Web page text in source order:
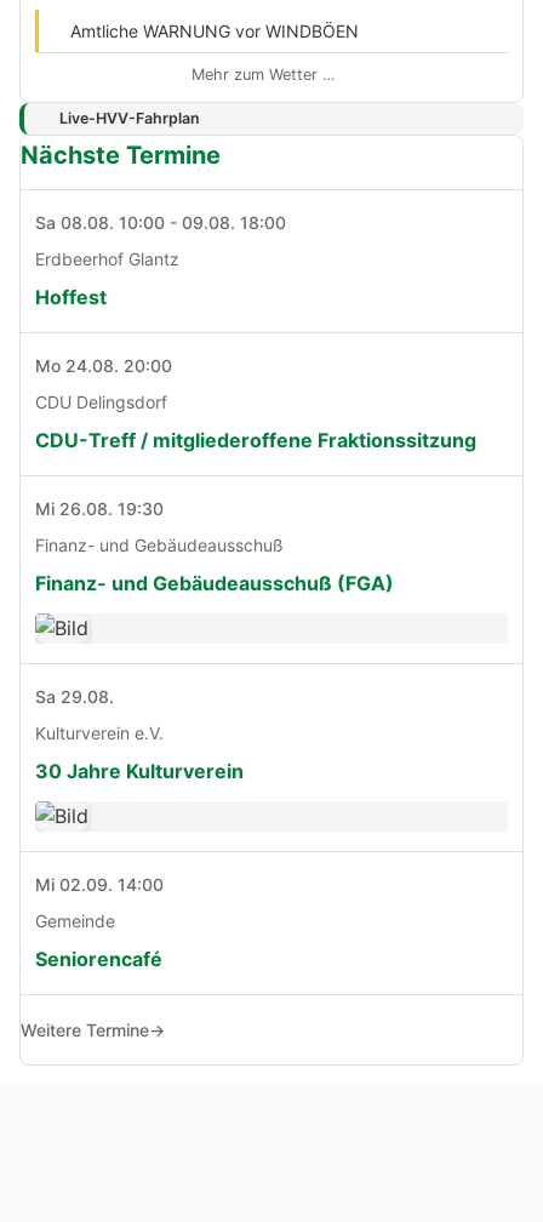
Amtliche WARNUNG vor WINDBÖEN
Mehr zum Wetter …
Live-HVV-Fahrplan
Nächste Termine
Sa 08.08. 10:00 - 09.08. 18:00
Erdbeerhof Glantz
Hoffest
Mo 24.08. 20:00
CDU Delingsdorf
CDU-Treff / mitgliederoffene Fraktionssitzung
Mi 26.08. 19:30
Finanz- und Gebäudeausschuß
Finanz- und Gebäudeausschuß (FGA)
Sa 29.08.
Kulturverein e.V.
30 Jahre Kulturverein
Mi 02.09. 14:00
Gemeinde
Seniorencafé
Weitere Termine→